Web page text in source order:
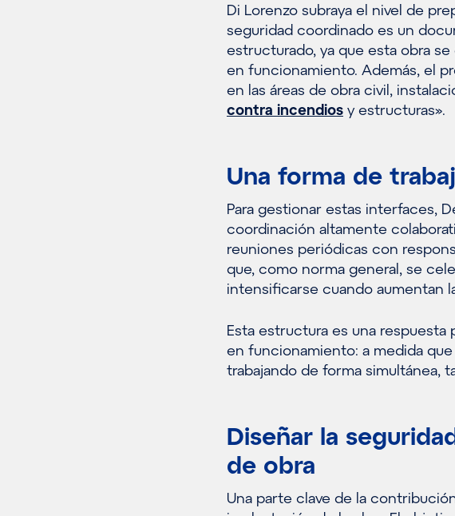
Di Lorenzo subraya el nivel de
seguridad coordinado es un
estructurado, ya que esta obra
en funcionamiento. Además, el
en las áreas de obra civil,
contra incendios y estructuras».
Una forma de
Para gestionar estas interfaces,
coordinación altamente
reuniones periódicas con
que, como norma general, se
intensificarse cuando aumentan
Esta estructura es una
en funcionamiento: a medida
trabajando de forma simultánea,
Diseñar la
de obra
Una parte clave de la